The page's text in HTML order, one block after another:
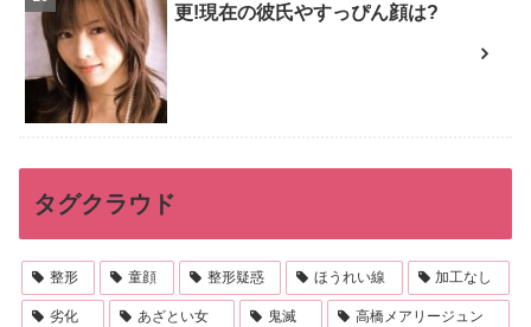
更!現在の彼氏やすっぴん顔は?
タグクラウド
整形 童顔 整形疑惑 ほうれい線 加工なし
劣化 あざとい女 鬼滅 高橋メアリージュン